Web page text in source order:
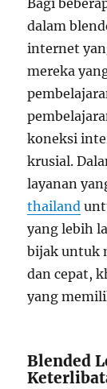
Bagi
dalam
internet
mereka
koneksi
krusial.
layanan
thailand
yang lebih
bijak untuk
dan cepat,
yang
Blended